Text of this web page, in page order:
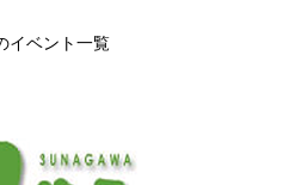
イベント一覧